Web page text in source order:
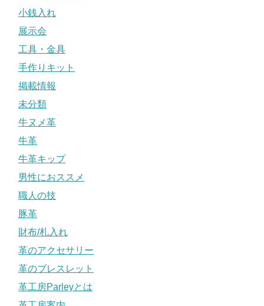
小銭入れ
展示会
工具・金具
手作りキット
掲載情報
未分類
牛ヌメ革
牛革
牛革キップ
男性におススメ
職人の技
豚革
財布/札入れ
革のアクセサリー
革のブレスレット
革工房Parleyとは